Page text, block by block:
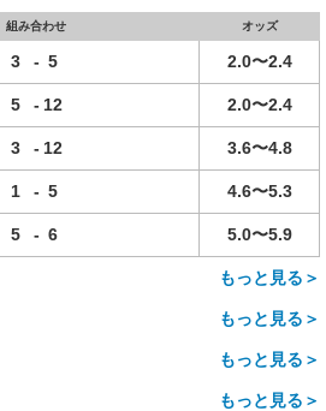
組み合わせ オッズ
3 - 5 2.0〜2.4
5 - 12 2.0〜2.4
3 - 12 3.6〜4.8
1 - 5 4.6〜5.3
5 - 6 5.0〜5.9
もっと見る＞
もっと見る＞
もっと見る＞
もっと見る＞